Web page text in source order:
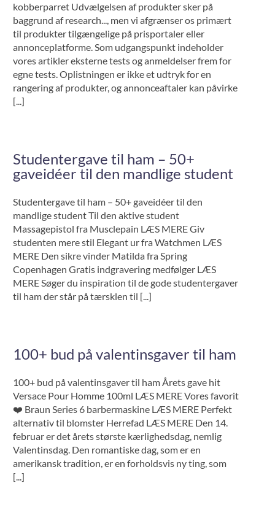
kobberparret Udvælgelsen af produkter sker på
baggrund af research..., men vi afgrænser os primært
til produkter tilgængelige på prisportaler eller
annonceplatforme. Som udgangspunkt indeholder
vores artikler eksterne tests og anmeldelser frem for
egne tests. Oplistningen er ikke et udtryk for en
rangering af produkter, og annonceaftaler kan påvirke
[...]
Studentergave til ham – 50+
gaveidéer til den mandlige student
Studentergave til ham – 50+ gaveidéer til den
mandlige student Til den aktive student
Massagepistol fra Musclepain LÆS MERE Giv
studenten mere stil Elegant ur fra Watchmen LÆS
MERE Den sikre vinder Matilda fra Spring
Copenhagen Gratis indgravering medfølger LÆS
MERE Søger du inspiration til de gode studentergaver
til ham der står på tærsklen til [...]
100+ bud på valentinsgaver til ham
100+ bud på valentinsgaver til ham Årets gave hit
Versace Pour Homme 100ml LÆS MERE Vores favorit
❤️️ Braun Series 6 barbermaskine LÆS MERE Perfekt
alternativ til blomster Herrefad LÆS MERE Den 14.
februar er det årets største kærlighedsdag, nemlig
Valentinsdag. Den romantiske dag, som er en
amerikansk tradition, er en forholdsvis ny ting, som
[...]